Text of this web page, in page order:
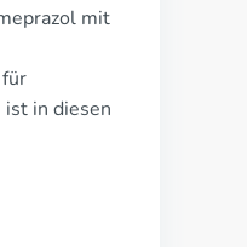
mit
ist in diesen